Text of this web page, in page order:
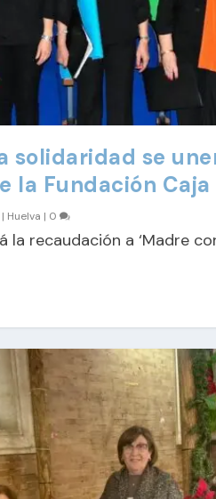
solidaridad se
la Fundación Caja
| Huelva | 0
la recaudación a ‘Madre